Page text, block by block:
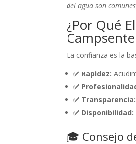
del agua son
¿Por Qué
La confianza es la
✅ Rapidez:
✅
✅ Transparencia:
✅ Disponibilidad:
🎓 Consejo